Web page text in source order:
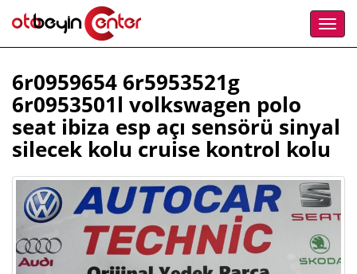
6r0959654 6r5953521g
6r0953501l volkswagen polo
seat ibiza esp açı sensörü sinyal
silecek kolu cruise kontrol kolu